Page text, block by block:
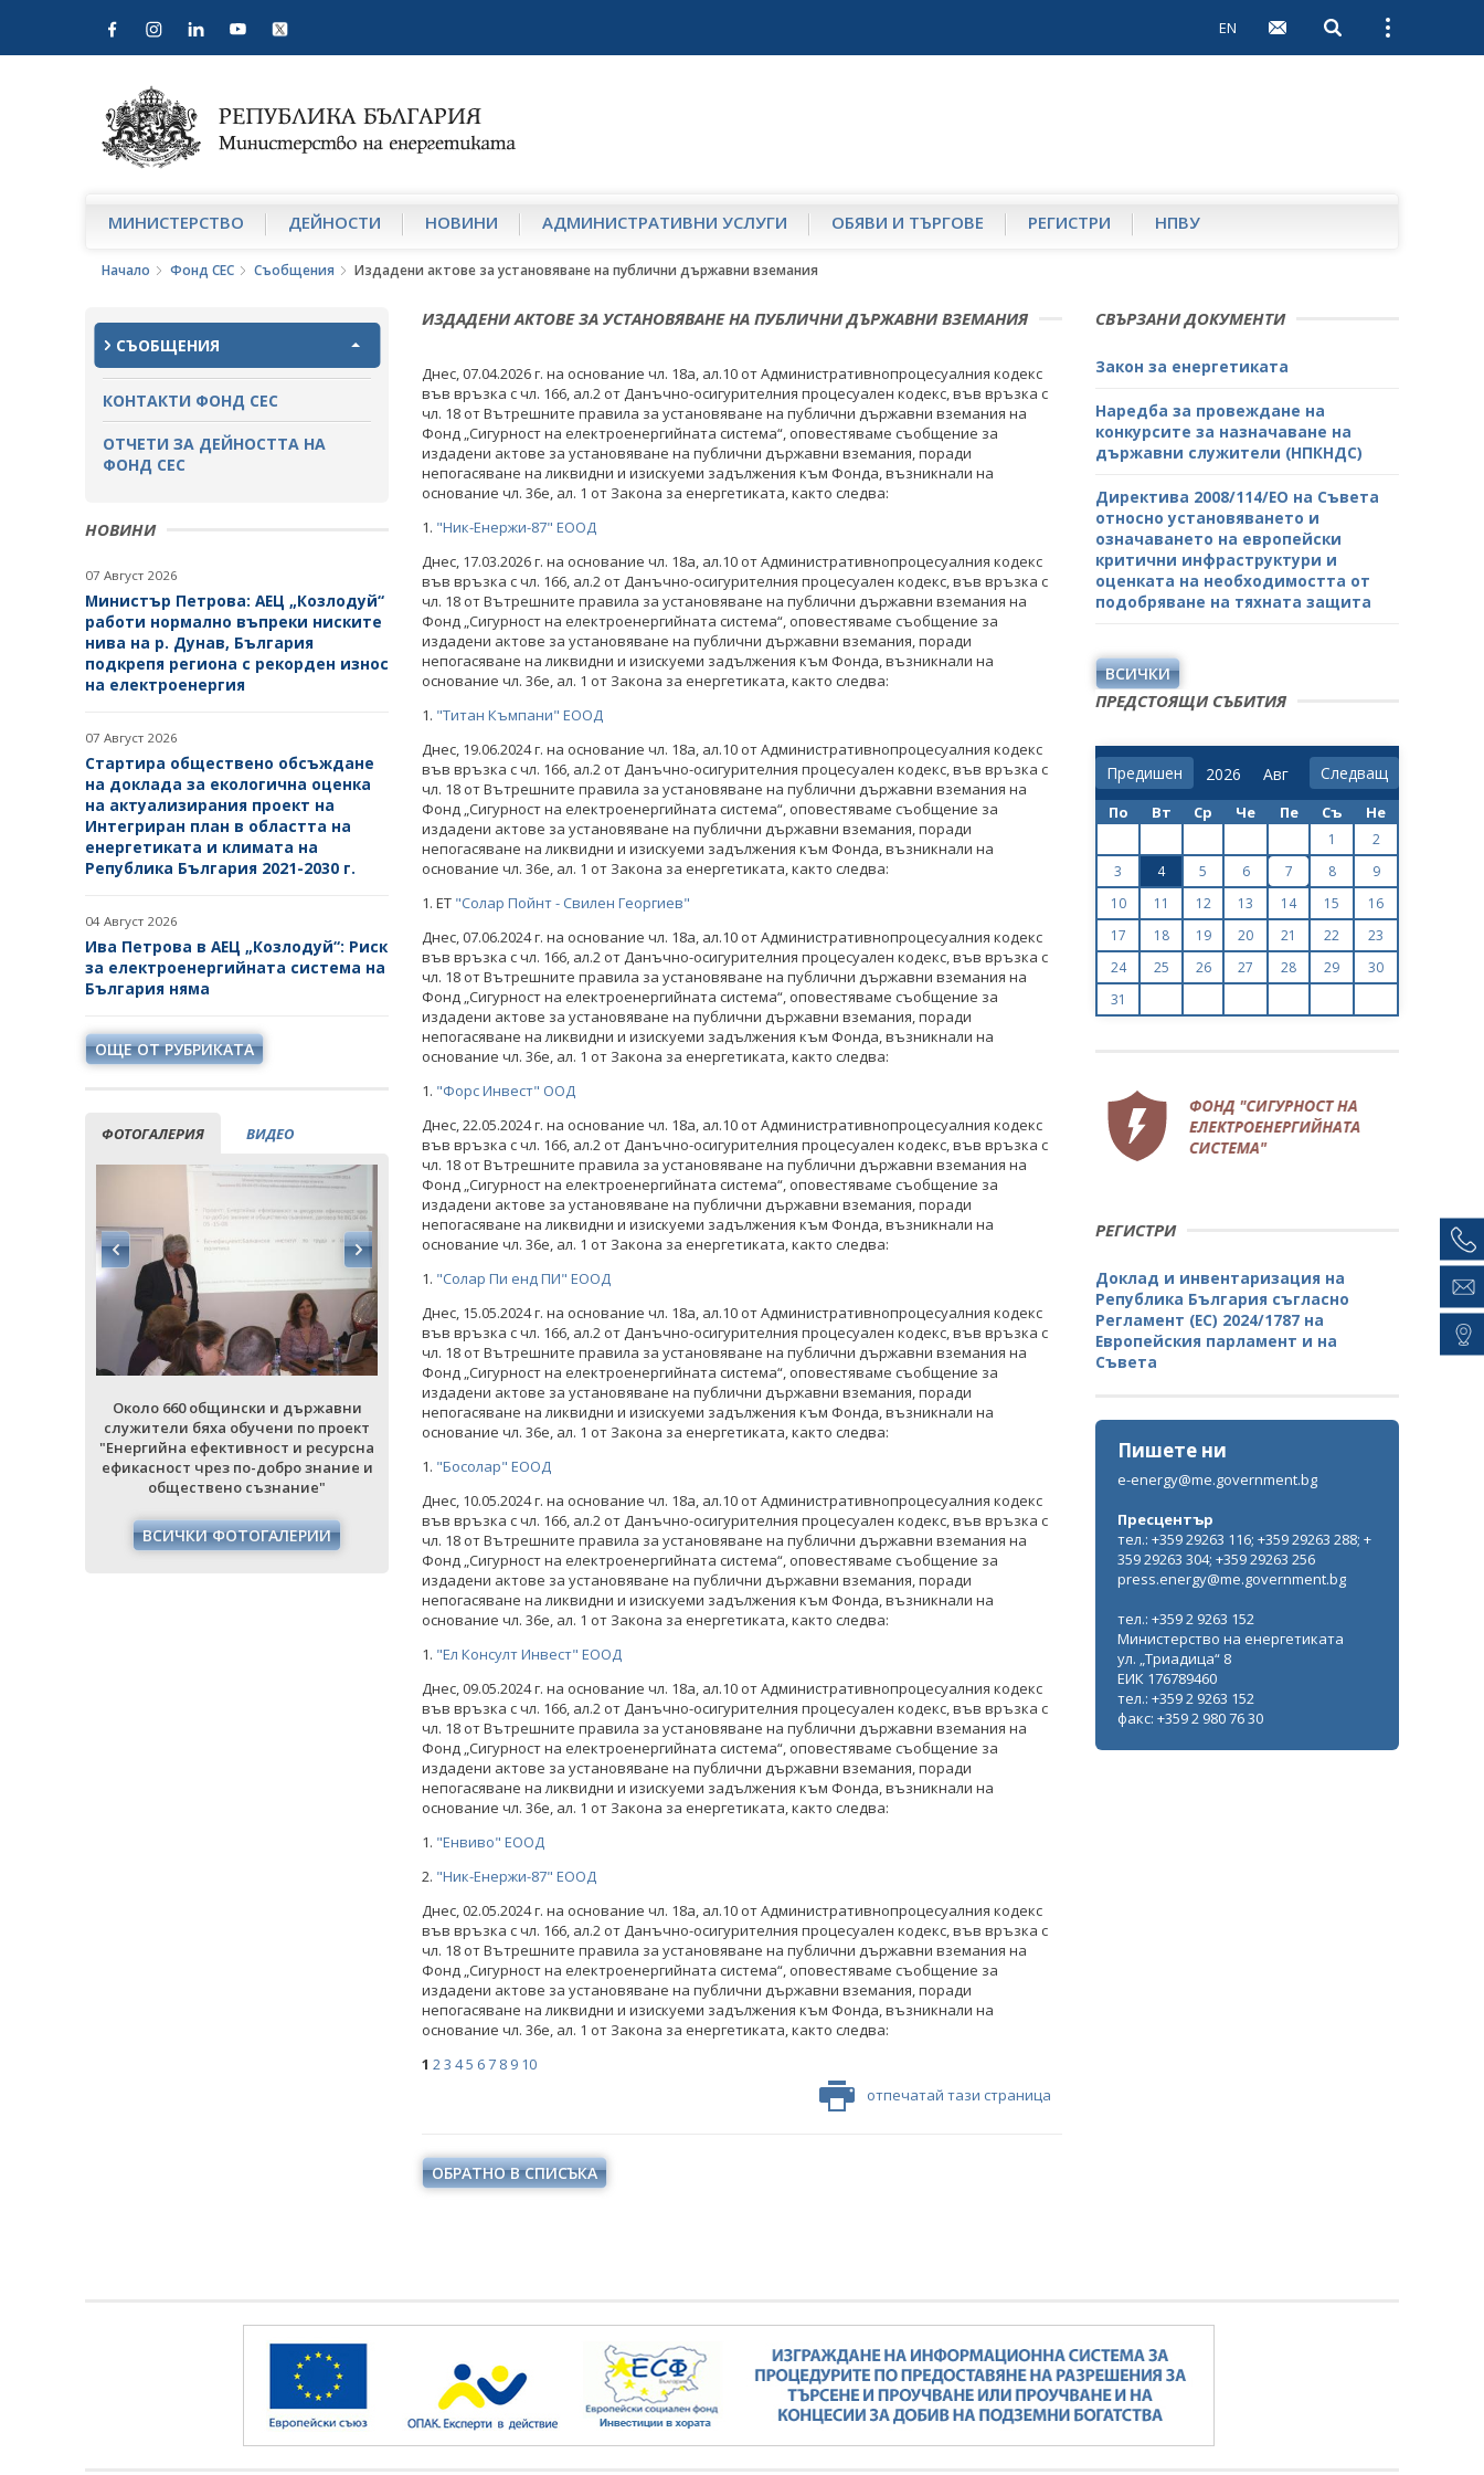
EN Open search
Open
МИНИСТЕРСТВО ДЕЙНОСТИ НОВИНИ АДМИНИСТРАТИВНИ УСЛУГИ ОБЯВИ И ТЪРГОВЕ РЕГИСТРИ НПВУ
Начало Фонд СЕС Съобщения Издадени актове за установяване на публични държавни вземания
СЪОБЩЕНИЯ
КОНТАКТИ ФОНД СЕС
ОТЧЕТИ ЗА ДЕЙНОСТТА НА
ФОНД СЕС
НОВИНИ
07 Август 2026
Министър Петрова: АЕЦ „Козлодуй“
работи нормално въпреки ниските
нива на р. Дунав, България
подкрепя региона с рекорден износ
на електроенергия
07 Август 2026
Стартира обществено обсъждане
на доклада за екологична оценка
на актуализирания проект на
Интегриран план в областта на
енергетиката и климата на
Република България 2021-2030 г.
04 Август 2026
Ива Петрова в АЕЦ „Козлодуй“: Риск
за електроенергийната система на
България няма
ОЩЕ ОТ РУБРИКАТА
ФОТОГАЛЕРИЯ ВИДЕО
Около 660 общински и държавни
служители бяха обучени по проект
"Енергийна ефективност и ресурсна
ефикасност чрез по-добро знание и
обществено съзнание"
ВСИЧКИ ФОТОГАЛЕРИИ
Около 660 общински и държавни
служители бяха обучени по проект
ефикасност чрез по-добро знание и
ВСИЧКИ ФОТОГАЛЕРИИ
Около 660 общински и държавни
служители бяха обучени по проект
"Енергийна ефективност и ресурсна
ВСИЧКИ ФОТОГАЛЕРИИ
служители бяха обучени по проект
"Енергийна ефективност и ресурсна
обществено съзнание"
ВСИЧКИ ФОТОГАЛЕРИИ
ИЗДАДЕНИ АКТОВЕ ЗА УСТАНОВЯВАНЕ НА ПУБЛИЧНИ ДЪРЖАВНИ ВЗЕМАНИЯ
Днес, 07.04.2026 г. на основание чл. 18а, ал.10 от Административнопроцесуалния кодекс
във връзка с чл. 166, ал.2 от Данъчно-осигурителния процесуален кодекс, във връзка с
чл. 18 от Вътрешните правила за установяване на публични държавни вземания на
Фонд „Сигурност на електроенергийната система“, оповестяваме съобщение за
издадени актове за установяване на публични държавни вземания, поради
непогасяване на ликвидни и изискуеми задължения към Фонда, възникнали на
основание чл. 36е, ал. 1 от Закона за енергетиката, както следва:
1. "Ник-Енержи-87" ЕООД
Днес, 17.03.2026 г. на основание чл. 18а, ал.10 от Административнопроцесуалния кодекс
във връзка с чл. 166, ал.2 от Данъчно-осигурителния процесуален кодекс, във връзка с
чл. 18 от Вътрешните правила за установяване на публични държавни вземания на
Фонд „Сигурност на електроенергийната система“, оповестяваме съобщение за
издадени актове за установяване на публични държавни вземания, поради
непогасяване на ликвидни и изискуеми задължения към Фонда, възникнали на
основание чл. 36е, ал. 1 от Закона за енергетиката, както следва:
1. "Титан Къмпани" ЕООД
Днес, 19.06.2024 г. на основание чл. 18а, ал.10 от Административнопроцесуалния кодекс
във връзка с чл. 166, ал.2 от Данъчно-осигурителния процесуален кодекс, във връзка с
чл. 18 от Вътрешните правила за установяване на публични държавни вземания на
Фонд „Сигурност на електроенергийната система“, оповестяваме съобщение за
издадени актове за установяване на публични държавни вземания, поради
непогасяване на ликвидни и изискуеми задължения към Фонда, възникнали на
основание чл. 36е, ал. 1 от Закона за енергетиката, както следва:
1. ЕТ "Солар Пойнт - Свилен Георгиев"
Днес, 07.06.2024 г. на основание чл. 18а, ал.10 от Административнопроцесуалния кодекс
във връзка с чл. 166, ал.2 от Данъчно-осигурителния процесуален кодекс, във връзка с
чл. 18 от Вътрешните правила за установяване на публични държавни вземания на
Фонд „Сигурност на електроенергийната система“, оповестяваме съобщение за
издадени актове за установяване на публични държавни вземания, поради
непогасяване на ликвидни и изискуеми задължения към Фонда, възникнали на
основание чл. 36е, ал. 1 от Закона за енергетиката, както следва:
1. "Форс Инвест" ООД
Днес, 22.05.2024 г. на основание чл. 18а, ал.10 от Административнопроцесуалния кодекс
във връзка с чл. 166, ал.2 от Данъчно-осигурителния процесуален кодекс, във връзка с
чл. 18 от Вътрешните правила за установяване на публични държавни вземания на
Фонд „Сигурност на електроенергийната система“, оповестяваме съобщение за
издадени актове за установяване на публични държавни вземания, поради
непогасяване на ликвидни и изискуеми задължения към Фонда, възникнали на
основание чл. 36е, ал. 1 от Закона за енергетиката, както следва:
1. "Солар Пи енд ПИ" ЕООД
Днес, 15.05.2024 г. на основание чл. 18а, ал.10 от Административнопроцесуалния кодекс
във връзка с чл. 166, ал.2 от Данъчно-осигурителния процесуален кодекс, във връзка с
чл. 18 от Вътрешните правила за установяване на публични държавни вземания на
Фонд „Сигурност на електроенергийната система“, оповестяваме съобщение за
издадени актове за установяване на публични държавни вземания, поради
непогасяване на ликвидни и изискуеми задължения към Фонда, възникнали на
основание чл. 36е, ал. 1 от Закона за енергетиката, както следва:
1. "Босолар" ЕООД
Днес, 10.05.2024 г. на основание чл. 18а, ал.10 от Административнопроцесуалния кодекс
във връзка с чл. 166, ал.2 от Данъчно-осигурителния процесуален кодекс, във връзка с
чл. 18 от Вътрешните правила за установяване на публични държавни вземания на
Фонд „Сигурност на електроенергийната система“, оповестяваме съобщение за
издадени актове за установяване на публични държавни вземания, поради
непогасяване на ликвидни и изискуеми задължения към Фонда, възникнали на
основание чл. 36е, ал. 1 от Закона за енергетиката, както следва:
1. "Ел Консулт Инвест" ЕООД
Днес, 09.05.2024 г. на основание чл. 18а, ал.10 от Административнопроцесуалния кодекс
във връзка с чл. 166, ал.2 от Данъчно-осигурителния процесуален кодекс, във връзка с
чл. 18 от Вътрешните правила за установяване на публични държавни вземания на
Фонд „Сигурност на електроенергийната система“, оповестяваме съобщение за
издадени актове за установяване на публични държавни вземания, поради
непогасяване на ликвидни и изискуеми задължения към Фонда, възникнали на
основание чл. 36е, ал. 1 от Закона за енергетиката, както следва:
1. "Енвиво" ЕООД
2. "Ник-Енержи-87" ЕООД
Днес, 02.05.2024 г. на основание чл. 18а, ал.10 от Административнопроцесуалния кодекс
във връзка с чл. 166, ал.2 от Данъчно-осигурителния процесуален кодекс, във връзка с
чл. 18 от Вътрешните правила за установяване на публични държавни вземания на
Фонд „Сигурност на електроенергийната система“, оповестяваме съобщение за
издадени актове за установяване на публични държавни вземания, поради
непогасяване на ликвидни и изискуеми задължения към Фонда, възникнали на
основание чл. 36е, ал. 1 от Закона за енергетиката, както следва:
1 23 45 67 8 9 10
отпечатай тази страница
ОБРАТНО В СПИСЪКА
СВЪРЗАНИ ДОКУМЕНТИ
Закон за енергетиката
Наредба за провеждане на
конкурсите за назначаване на
държавни служители (НПКНДС)
Директива 2008/114/ЕО на Съвета
относно установяването и
означаването на европейски
критични инфраструктури и
оценката на необходимостта от
подобряване на тяхната защита
ВСИЧКИ
ПРЕДСТОЯЩИ СЪБИТИЯ
Предишен Следващ
По Вт Ср Че Пе Съ Не
1
2
3
4 5 6 7 8
9
10
11 12 13 14 15
16
17
18 19 20 21 22
23
24
25 26 27 28 29
30
31
РЕГИСТРИ
Доклад и инвентаризация на
Република България съгласно
Регламент (ЕС) 2024/1787 на
Европейския парламент и на
Съвета
Пишете ни
e-energy@me.government.bg
Пресцентър
тел.: +359 29263 116; +359 29263 288; +
359 29263 304; +359 29263 256
press.energy@me.government.bg
тел.: +359 2 9263 152
Министерство на енергетиката
ул. „Триадица“ 8
ЕИК 176789460
тел.: +359 2 9263 152
факс: +359 2 980 76 30